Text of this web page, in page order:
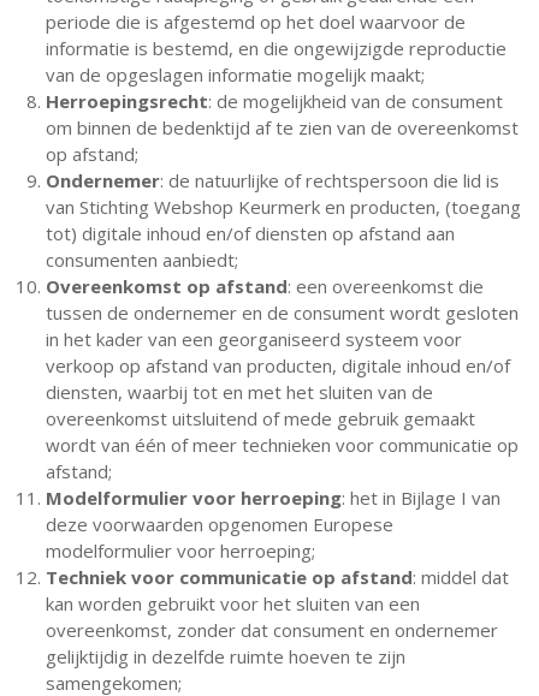
periode die is afgestemd op het doel waarvoor de
informatie is bestemd, en die ongewijzigde reproductie
van de opgeslagen informatie mogelijk maakt;
Herroepingsrecht: de mogelijkheid van de consument
om binnen de bedenktijd af te zien van de overeenkomst
op afstand;
Ondernemer: de natuurlijke of rechtspersoon die lid is
van Stichting Webshop Keurmerk en producten, (toegang
tot) digitale inhoud en/of diensten op afstand aan
consumenten aanbiedt;
Overeenkomst op afstand: een overeenkomst die
tussen de ondernemer en de consument wordt gesloten
in het kader van een georganiseerd systeem voor
verkoop op afstand van producten, digitale inhoud en/of
diensten, waarbij tot en met het sluiten van de
overeenkomst uitsluitend of mede gebruik gemaakt
wordt van één of meer technieken voor communicatie op
afstand;
Modelformulier voor herroeping: het in Bijlage I van
deze voorwaarden opgenomen Europese
modelformulier voor herroeping;
Techniek voor communicatie op afstand: middel dat
kan worden gebruikt voor het sluiten van een
overeenkomst, zonder dat consument en ondernemer
gelijktijdig in dezelfde ruimte hoeven te zijn
samengekomen;